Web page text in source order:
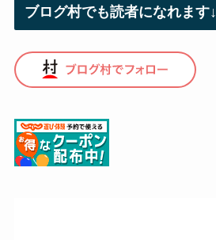
ブログ村でも読者になれます↓